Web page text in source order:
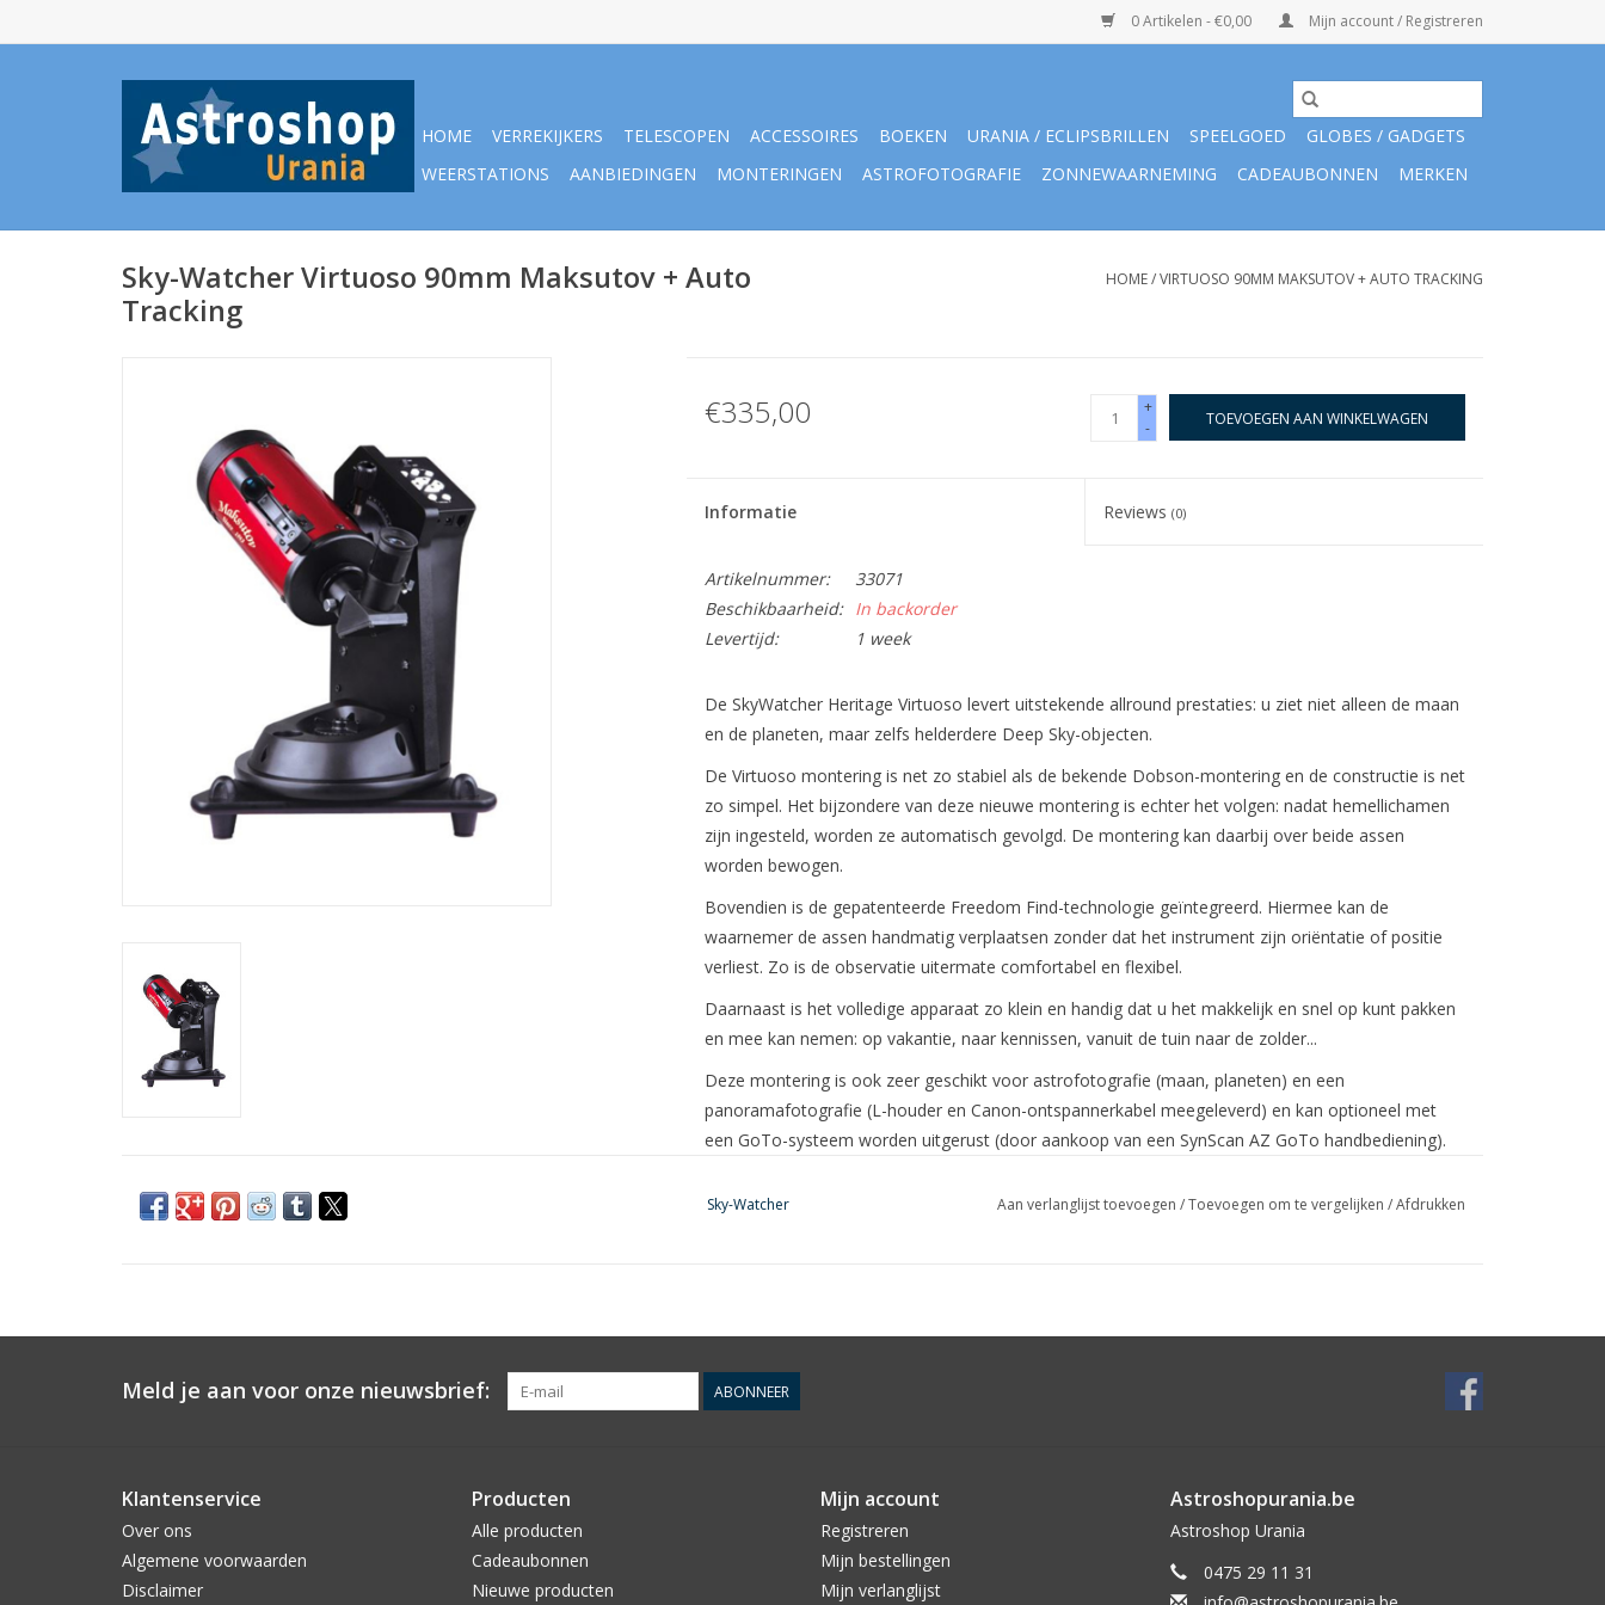
0 Artikelen - €0,00 Mijn account / Registreren
HOME VERREKIJKERS TELESCOPEN ACCESSOIRES BOEKEN URANIA / ECLIPSBRILLEN SPEELGOED
GLOBES / GADGETS
WEERSTATIONS
AANBIEDINGEN MONTERINGEN ASTROFOTOGRAFIE ZONNEWAARNEMING CADEAUBONNEN MERKEN
Sky-Watcher Virtuoso 90mm Maksutov + Auto
Tracking
HOME/VIRTUOSO 90MM MAKSUTOV + AUTO TRACKING
€335,00
+
-
TOEVOEGEN AAN WINKELWAGEN
Informatie Reviews(0)
Artikelnummer:
33071
Beschikbaarheid:
In backorder
Levertijd:
1 week
De SkyWatcher Heritage Virtuoso levert uitstekende allround prestaties: u ziet niet alleen de maan
en de planeten, maar zelfs helderdere Deep Sky-objecten.
De Virtuoso montering is net zo stabiel als de bekende Dobson-montering en de constructie is net
zo simpel. Het bijzondere van deze nieuwe montering is echter het volgen: nadat hemellichamen
zijn ingesteld, worden ze automatisch gevolgd. De montering kan daarbij over beide assen
worden bewogen.
Bovendien is de gepatenteerde Freedom Find-technologie geïntegreerd. Hiermee kan de
waarnemer de assen handmatig verplaatsen zonder dat het instrument zijn oriëntatie of positie
verliest. Zo is de observatie uitermate comfortabel en flexibel.
Daarnaast is het volledige apparaat zo klein en handig dat u het makkelijk en snel op kunt pakken
en mee kan nemen: op vakantie, naar kennissen, vanuit de tuin naar de zolder...
Deze montering is ook zeer geschikt voor astrofotografie (maan, planeten) en een
panoramafotografie (L-houderen Canon-ontspannerkabel meegeleverd) en kan optioneel met
een GoTo-systeem worden uitgerust (door aankoop van een SynScan AZ GoTo handbediening).
Sky-Watcher Aan verlanglijst toevoegen /Toevoegen om te vergelijken /Afdrukken
Meld je aan voor onze nieuwsbrief: ABONNEER
Klantenservice
Over ons
Algemene voorwaarden
Disclaimer
Producten
Alle producten
Cadeaubonnen
Nieuwe producten
Mijn account
Registreren
Mijn bestellingen
Mijn verlanglijst
Astroshopurania.be
Astroshop Urania
0475 29 11 31